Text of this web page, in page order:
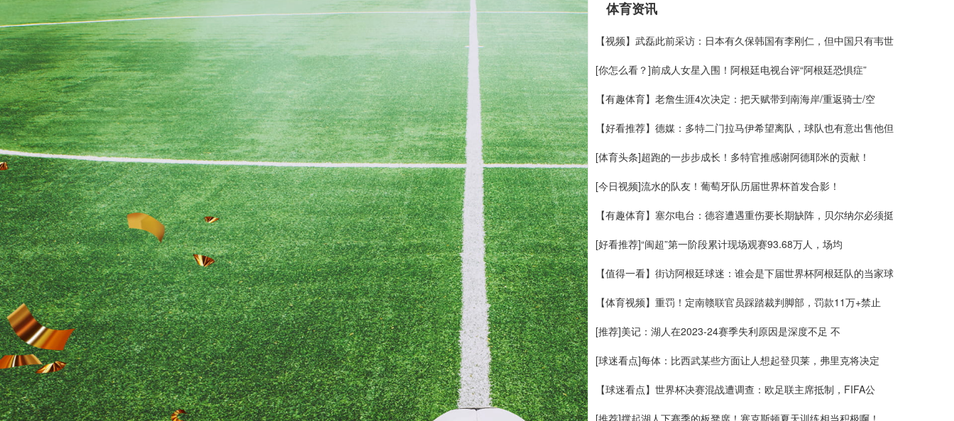
体育资讯
【视频】武磊此前采访：日本有久保韩国有李刚仁，但中国只有韦世
[你怎么看？]前成人女星入围！阿根廷电视台评“阿根廷恐惧症”
【有趣体育】老詹生涯4次决定：把天赋带到南海岸/重返骑士/空
【好看推荐】德媒：多特二门拉马伊希望离队，球队也有意出售他但
[体育头条]超跑的一步步成长！多特官推感谢阿德耶米的贡献！
[今日视频]流水的队友！葡萄牙队历届世界杯首发合影！
【有趣体育】塞尔电台：德容遭遇重伤要长期缺阵，贝尔纳尔必须挺
[好看推荐]“闽超”第一阶段累计现场观赛93.68万人，场均
【值得一看】街访阿根廷球迷：谁会是下届世界杯阿根廷队的当家球
【体育视频】重罚！定南赣联官员踩踏裁判脚部，罚款11万+禁止
[推荐]美记：湖人在2023-24赛季失利原因是深度不足 不
[球迷看点]每体：比西武某些方面让人想起登贝莱，弗里克将决定
【球迷看点】世界杯决赛混战遭调查：欧足联主席抵制，FIFA公
[推荐]撑起湖人下赛季的板凳席！塞克斯顿夏天训练相当积极啊！